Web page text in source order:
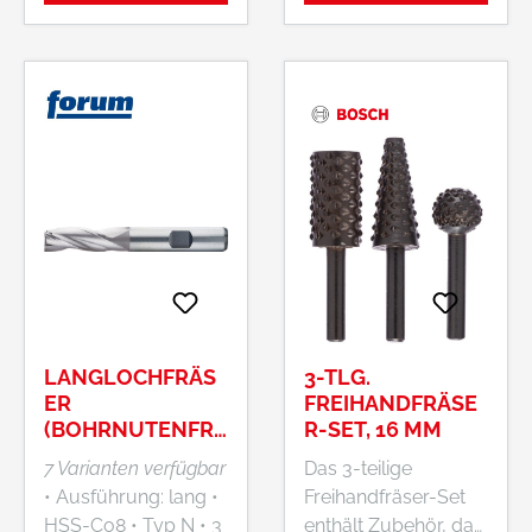
als Umfangsfräser •
als Umfangsfräser •
Mit Zentrumschnitt •
Stirn-, seitliches und
diagonales Fräsen •
Scharfkantig
LANGLOCHFRÄS
ER
(BOHRNUTENFRÄ
SER), BLANK
7 Varianten verfügbar
• Ausführung: lang •
HSS-Co8 • Typ N • 3
3-TLG.
FREIHANDFRÄSE
R-SET, 16 MM
Das 3-teilige
Freihandfräser-Set
enthält Zubehör, das